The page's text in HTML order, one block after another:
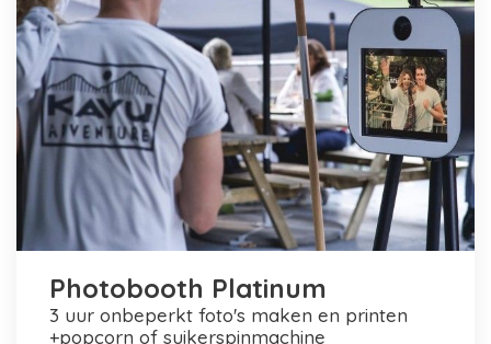
Photobooth Platinum
3 uur onbeperkt foto's maken en printen
+popcorn of suikerspinmachine